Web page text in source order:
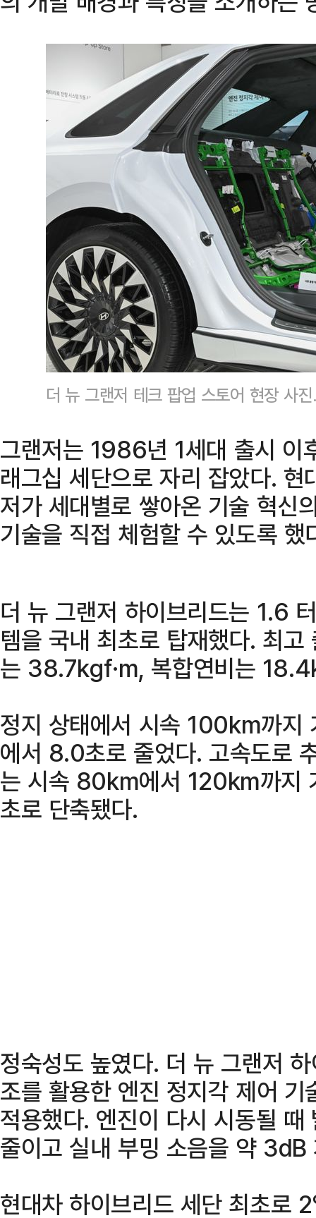
더 뉴 그랜저 테크 팝업 스토어 현장 사
그랜저는 1986년 1세대 출시
래그십 세단으로 자리 잡았다.
저가 세대별로 쌓아온 기술 혁신
기술을 직접 체험할 수 있도록 했
더 뉴 그랜저 하이브리드는 1.6
템을 국내 최초로 탑재했다. 최
는 38.7kgf·m, 복합연비는
정지 상태에서 시속 100km까지
에서 8.0초로 줄었다. 고속도로
는 시속 80km에서 120km까지
초로 단축됐다.
정숙성도 높였다. 더 뉴 그랜저
조를 활용한 엔진 정지각 제어
적용했다. 엔진이 다시 시동될
줄이고 실내 부밍 소음을 약 3dB
현대차 하이브리드 세단 최초로